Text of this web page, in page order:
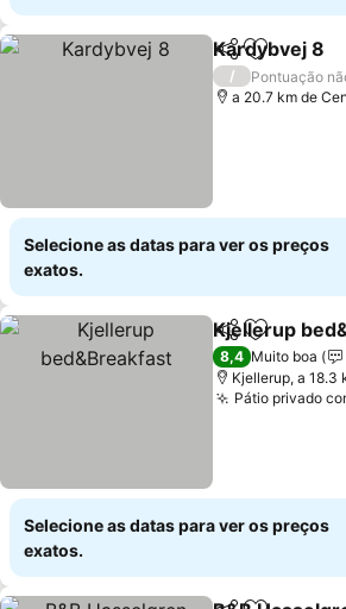
PartilharAdicionar
Kardybvej 8
/
Pontuação
a 20.7 km de
Selecione as datas para ver os preços
exatos.
PartilharAdicionar
Kjellerup
8,4 Muito boa
Kjellerup, a 18.3
Pátio privado
Selecione as datas para ver os preços
exatos.